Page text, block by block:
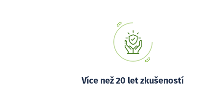
Více než 20 let zkušeností